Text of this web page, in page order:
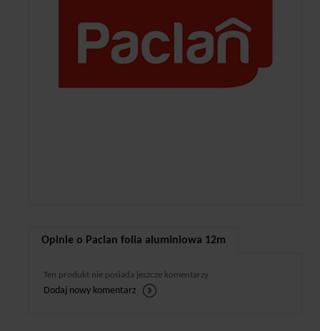
Opinie o Paclan folia aluminiowa 12m
Ten produkt nie posiada jeszcze komentarzy
Dodaj nowy komentarz